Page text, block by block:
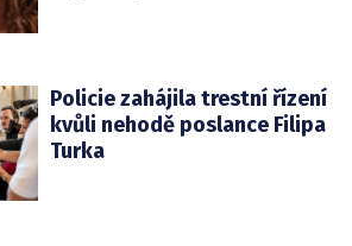
Policie zahájila trestní řízení
kvůli nehodě poslance Filipa
Turka